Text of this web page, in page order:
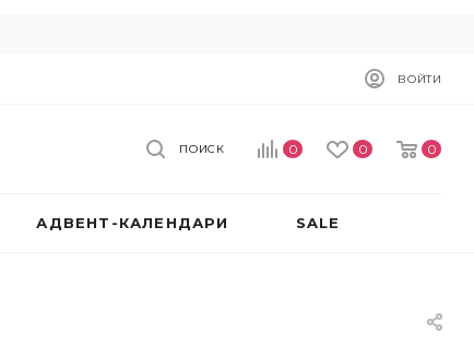
ВОЙТИ
0 0 0
ПОИСК
АДВЕНТ-КАЛЕНДАРИ SALE